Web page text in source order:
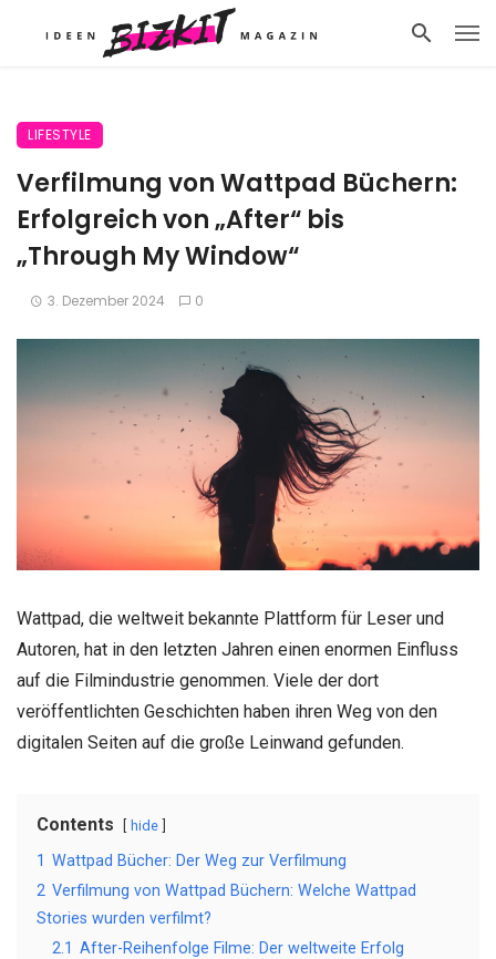
LIFESTYLE
Verfilmung von Wattpad Büchern:
Erfolgreich von „After“ bis
„Through My Window“
3. Dezember 2024 0
Wattpad, die weltweit bekannte Plattform für Leser und
Autoren, hat in den letzten Jahren einen enormen Einfluss
auf die Filmindustrie genommen. Viele der dort
veröffentlichten Geschichten haben ihren Weg von den
digitalen Seiten auf die große Leinwand gefunden.
Contents hide
1 Wattpad Bücher: Der Weg zur Verfilmung
2 Verfilmung von Wattpad Büchern: Welche Wattpad
Stories wurden verfilmt?
2.1 After-Reihenfolge Filme: Der weltweite Erfolg